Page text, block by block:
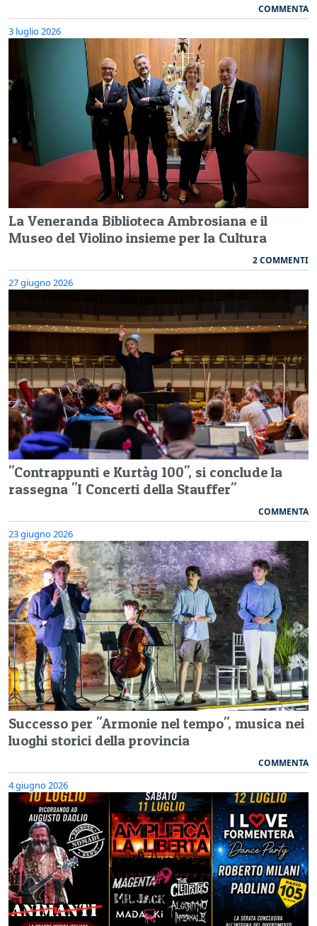
COMMENTA
3 luglio 2026
La Veneranda Biblioteca Ambrosiana e il
Museo del Violino insieme per la Cultura
2 COMMENTI
27 giugno 2026
"Contrappunti e Kurtàg 100", si conclude la
rassegna "I Concerti della Stauffer"
COMMENTA
23 giugno 2026
Successo per "Armonie nel tempo", musica nei
luoghi storici della provincia
COMMENTA
4 giugno 2026